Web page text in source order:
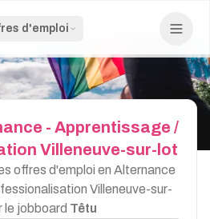
d'emploi
- Apprentissage /
Villeneuve-sur-lot
offres d'emploi en Alternance
Villeneuve-sur-
le jobboard Têtu